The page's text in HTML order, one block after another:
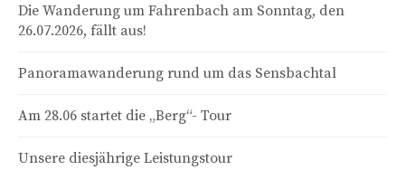
Die Wanderung um Fahrenbach am Sonntag, den
26.07.2026, fällt aus!
Panoramawanderung rund um das Sensbachtal
Am 28.06 startet die „Berg“- Tour
Unsere diesjährige Leistungstour